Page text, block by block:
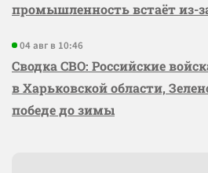
промышленность встаёт из-
04 авг в 10:46
Сводка СВО: Российские
в Харьковской области,
победе до зимы